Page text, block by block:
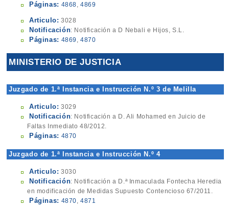
Páginas: 4868,4869
Articulo: 3028
Notificación: Notificación a D Nebali e Hijos, S.L.
Páginas: 4869 ,4870
MINISTERIO DE JUSTICIA
Juzgado de 1.ª Instancia e Instrucción N.º 3 de Melilla
Articulo: 3029
Notificación: Notificación a D. Ali Mohamed en Juicio de
Faltas Inmediato 48/2012.
Páginas: 4870
Juzgado de 1.ª Instancia e Instrucción N.º 4
Articulo: 3030
Notificación: Notificación a D.ª Inmaculada Fontecha Heredia
en modificación de Medidas Supuesto Contencioso 67/2011.
Páginas: 4870,4871